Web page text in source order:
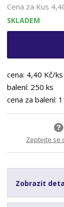
Cena za Kus
SKLADEM
cena: 4,40 Kč/ks
balení: 250 ks
cena za balení:
Zeptejte se
Zobrazit